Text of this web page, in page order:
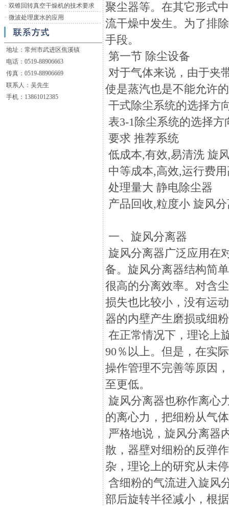
· 双锥回转真空干燥机的技术要求
· 微波处理废水的应用
地址：常州市武进区焦溪镇
电话：0519-88906663
传真：0519-88906669
联系人：吴先生
手机：13861012385
聚尘器等。在其它形式
流干燥中发生。为了排
手段。
第一节 除尘设备
对于气体来说，由于夹
使是蒸汽也是不能允许
干式除尘系统的选择方
表3-1除尘系统的选择方
要求 推荐系统
低成本,有效,易清洗 旋
中等成本,高效,运行费
处理量大 静电除尘器
产品回收,粒度小 旋风
一、旋风分离器
旋风分离器广泛应用在
备。旋风分离器结构简
很高的分离效率。对含
损失也比较小，没有运
器的内壁产生磨损或细
在正常情况下，理论上
90％以上。但是，在实
操作管理不完善等原因
至更低。
旋风分离器也称作离心
的离心力，把细粉从气
严格地说，旋风分离器
散，器壁对细粉的反弹
杂，理论上的研究从未
含细粉的气流进入旋风
部后旋转半径减小，根